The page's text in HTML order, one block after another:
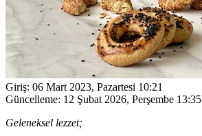
Giriş: 06 Mart 2023, Pazartesi 10:21
Güncelleme: 12 Şubat 2026, Perşembe 13:35
Geleneksel lezzet;